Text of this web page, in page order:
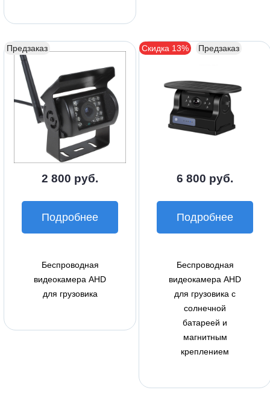
Предзаказ
2 800 руб.
Подробнее
Беспроводная
видеокамера AHD
для грузовика
Скидка 13% Предзаказ
6 800 руб.
Подробнее
Беспроводная
видеокамера AHD
для грузовика с
солнечной
батареей и
магнитным
креплением